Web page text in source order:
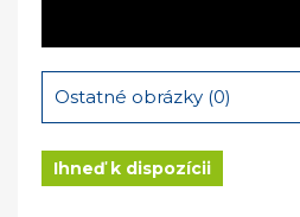
Ostatné obrázky (0)
Ihneď k dispozícii